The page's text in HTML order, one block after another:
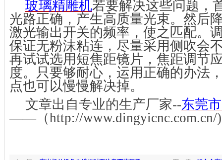
玻璃精雕机若要解决这些问题，
光路正确，产生高质量光束。然后
激光输出开关的频率，使之匹配。
保证无粉沫粘连，尽量采用侧吹会
再试试选用短焦距镜片，焦距调节
度。只要够耐心，运用正确的办法
点也可以慢慢解决掉。
文章出自专业的生产厂家--东莞
——（http://www.dingyicnc.com.cn/